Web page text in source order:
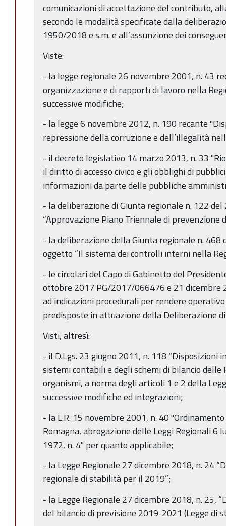
comunicazioni di accettazione del contributo,
secondo le modalità specificate dalla
1950/2018 e s.m. e all’assunzione dei
Viste:
- la legge regionale 26 novembre 2001, n. 43
organizzazione e di rapporti di lavoro nella
successive modifiche;
- la legge 6 novembre 2012, n. 190 recante
repressione della corruzione e dell’illegalità
- il decreto legislativo 14 marzo 2013, n. 33
il diritto di accesso civico e gli obblighi di
informazioni da parte delle pubbliche
- la deliberazione di Giunta regionale n. 122
“Approvazione Piano Triennale di
- la deliberazione della Giunta regionale n.
oggetto “Il sistema dei controlli interni nella
- le circolari del Capo di Gabinetto del
ottobre 2017 PG/2017/066476 e 21
ad indicazioni procedurali per rendere
predisposte in attuazione della Deliberazione
Visti, altresì:
- il D.Lgs. 23 giugno 2011, n. 118 “Disposizioni
sistemi contabili e degli schemi di bilancio delle
organismi, a norma degli articoli 1 e 2 della
successive modifiche ed integrazioni;
- la L.R. 15 novembre 2001, n. 40
Romagna, abrogazione delle Leggi Regionali 6
1972, n. 4" per quanto applicabile;
- la Legge Regionale 27 dicembre 2018, n. 24
regionale di stabilità per il 2019”;
- la Legge Regionale 27 dicembre 2018, n. 25,
del bilancio di previsione 2019-2021 (Legge di